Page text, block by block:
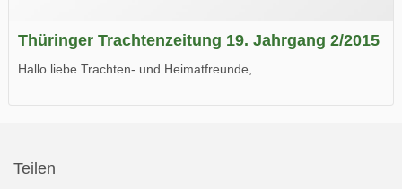
Thüringer Trachtenzeitung 19. Jahrgang 2/2015
Hallo liebe Trachten- und Heimatfreunde,
Teilen